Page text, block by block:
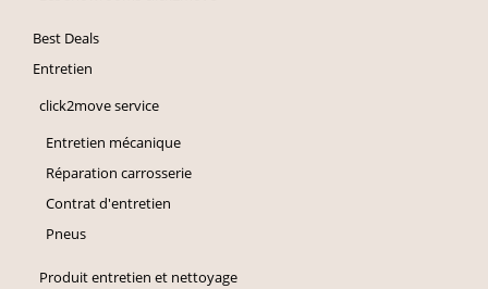
Best Deals
Entretien
click2move service
Entretien mécanique
Réparation carrosserie
Contrat d'entretien
Pneus
Produit entretien et nettoyage